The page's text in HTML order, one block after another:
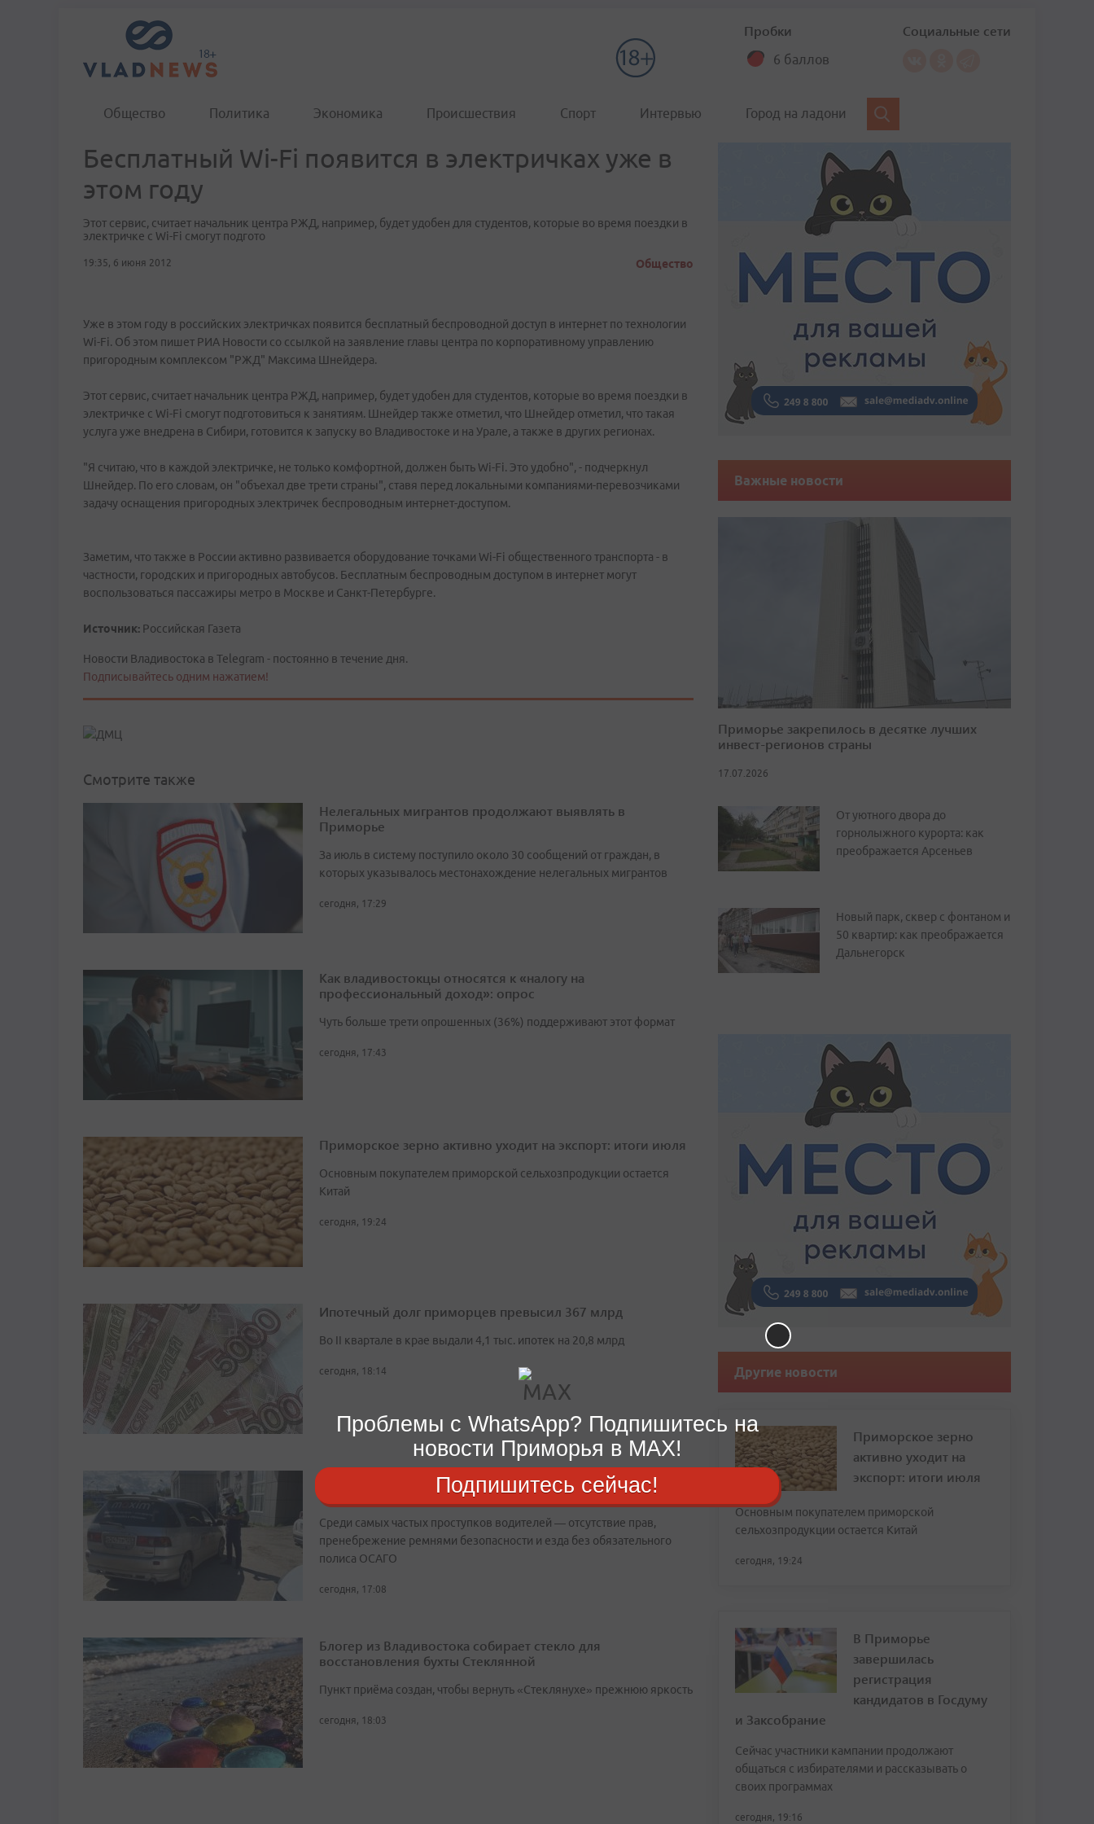
Пробки
6 баллов
Социальные сети
Общество Политика Экономика Происшествия Спорт Интервью Город на ладони
Бесплатный Wi-Fi появится в электричках уже в
этом году
Этот сервис, считает начальник центра РЖД, например, будет удобен для студентов, которые во время поездки в
электричке с Wi-Fi смогут подгото
19:35, 6 июня 2012 Общество
Уже в этом году в российских электричках появится бесплатный беспроводной доступ в интернет по технологии
Wi-Fi. Об этом пишет РИА Новости со ссылкой на заявление главы центра по корпоративному управлению
пригородным комплексом "РЖД" Максима Шнейдера.
Этот сервис, считает начальник центра РЖД, например, будет удобен для студентов, которые во время поездки в
электричке с Wi-Fi смогут подготовиться к занятиям. Шнейдер также отметил, что Шнейдер отметил, что такая
услуга уже внедрена в Сибири, готовится к запуску во Владивостоке и на Урале, а также в других регионах.
"Я считаю, что в каждой электричке, не только комфортной, должен быть Wi-Fi. Это удобно", - подчеркнул
Шнейдер. По его словам, он "объехал две трети страны", ставя перед локальными компаниями-перевозчиками
задачу оснащения пригородных электричек беспроводным интернет-доступом.
Заметим, что также в России активно развивается оборудование точками Wi-Fi общественного транспорта - в
частности, городских и пригородных автобусов. Бесплатным беспроводным доступом в интернет могут
воспользоваться пассажиры метро в Москве и Санкт-Петербурге.
Источник: Российская Газета
Новости Владивостока в Telegram - постоянно в течение дня.
Подписывайтесь одним нажатием!
Смотрите также
Нелегальных мигрантов продолжают выявлять в
Приморье
За июль в систему поступило около 30 сообщений от граждан, в
которых указывалось местонахождение нелегальных мигрантов
сегодня, 17:29
Как владивостокцы относятся к «налогу на
профессиональный доход»: опрос
Чуть больше трети опрошенных (36%) поддерживают этот формат
сегодня, 17:43
Приморское зерно активно уходит на экспорт: итоги июля
Основным покупателем приморской сельхозпродукции остается
Китай
сегодня, 19:24
Ипотечный долг приморцев превысил 367 млрд
Во II квартале в крае выдали 4,1 тыс. ипотек на 20,8 млрд
сегодня, 18:14
В Приморье инспекторы ГИБДД проверили работу
таксистов: есть результаты
Среди самых частых проступков водителей — отсутствие прав,
пренебрежение ремнями безопасности и езда без обязательного
полиса ОСАГО
сегодня, 17:08
Блогер из Владивостока собирает стекло для
восстановления бухты Стеклянной
Пункт приёма создан, чтобы вернуть «Стеклянухе» прежнюю яркость
сегодня, 18:03
Важные новости
Приморье закрепилось в десятке лучших
инвест-регионов страны
17.07.2026
От уютного двора до
горнолыжного курорта: как
преображается Арсеньев
Новый парк, сквер с фонтаном и
50 квартир: как преображается
Дальнегорск
Другие новости
Приморское зерно
активно уходит на
экспорт: итоги июля
Основным покупателем приморской
сельхозпродукции остается Китай
сегодня, 19:24
В Приморье
завершилась
регистрация
кандидатов в Госдуму
и Заксобрание
Сейчас участники кампании продолжают
общаться с избирателями и рассказывать о
своих программах
сегодня, 19:16
Проблемы с WhatsApp? Подпишитесь на
новости Приморья в MAX!
Подпишитесь сейчас!